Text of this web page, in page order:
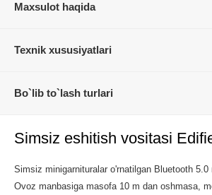
Maxsulot haqida
Texnik xususiyatlari
Bo`lib to`lash turlari
Simsiz eshitish vositasi
Simsiz minigarnituralar o'rnatilgan Bluetooth 5.0
Ovoz manbasiga masofa 10 m dan oshmasa,